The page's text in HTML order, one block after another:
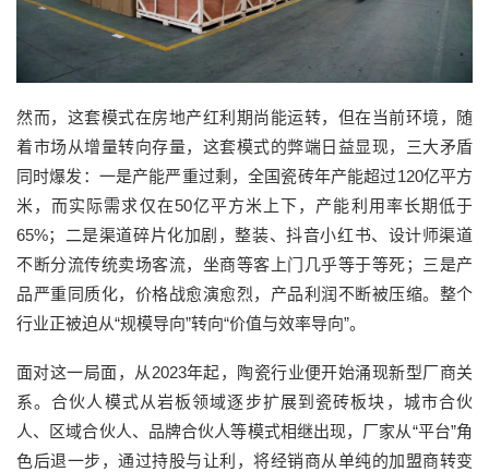
然而，这套模式在房地产红利期尚能运转，但在当前环境，随
着市场从增量转向存量，这套模式的弊端日益显现，三大矛盾
同时爆发：一是产能严重过剩，全国瓷砖年产能超过120亿平方
米，而实际需求仅在50亿平方米上下，产能利用率长期低于
65%；二是渠道碎片化加剧，整装、抖音小红书、设计师渠道
不断分流传统卖场客流，坐商等客上门几乎等于等死；三是产
品严重同质化，价格战愈演愈烈，产品利润不断被压缩。整个
行业正被迫从“规模导向”转向“价值与效率导向”。
面对这一局面，从2023年起，陶瓷行业便开始涌现新型厂商关
系。合伙人模式从岩板领域逐步扩展到瓷砖板块，城市合伙
人、区域合伙人、品牌合伙人等模式相继出现，厂家从“平台”角
色后退一步，通过持股与让利，将经销商从单纯的加盟商转变